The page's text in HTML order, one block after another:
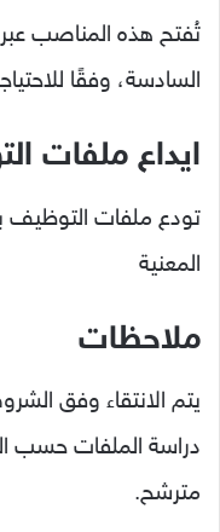
تُفتح هذه المناصب عبر
السادسة، وفقًا
ايداع ملفات
تودع ملفات التوظيف
المعنية
ملاحظات
يتم الانتقاء وفق
دراسة الملفات حسب
مترشح.